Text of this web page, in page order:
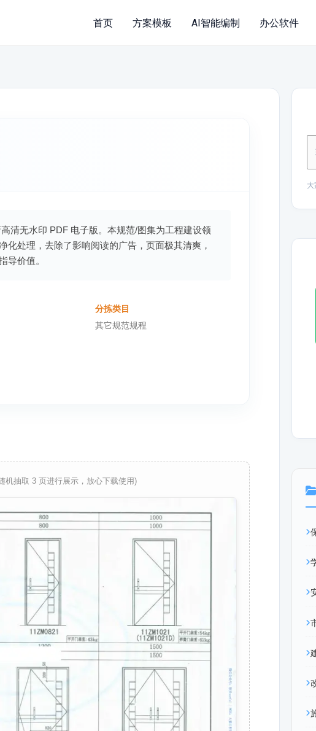
首页 方案模板 AI智能编制 办公软件
清无水印 PDF 电子版。本规范/图集为工程建设领
处理，去除了影响阅读的广告，页面极其清爽，
导价值。
分拣类目
其它规范规程
机抽取 3 页进行展示，放心下载使用)
大